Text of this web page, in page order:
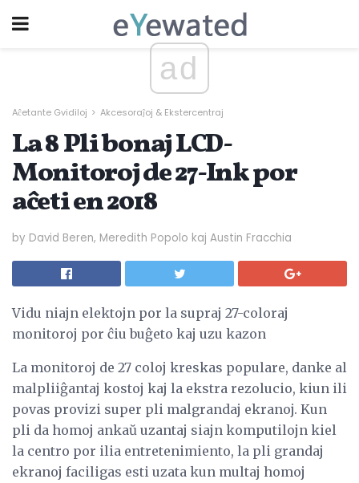
ad
Aĉetante Gvidiloj Akcesoraĵoj & Ekstercentraj
La 8 Pli bonaj LCD-
Monitoroj de 27-Ink por
aĉeti en 2018
by David Beren, Meredith Popolo kaj Austin Fracchia
Vidu niajn elektojn por la supraj 27-coloraj
monitoroj por ĉiu buĝeto kaj uzu kazon
La monitoroj de 27 coloj kreskas populare, danke al
malpliiĝantaj kostoj kaj la ekstra rezolucio, kiun ili
povas provizi super pli malgrandaj ekranoj. Kun
pli da homoj ankaŭ uzantaj siajn komputilojn kiel
la centro por ilia entretenimiento, la pli grandaj
ekranoj faciligas esti uzata kun multaj homoj